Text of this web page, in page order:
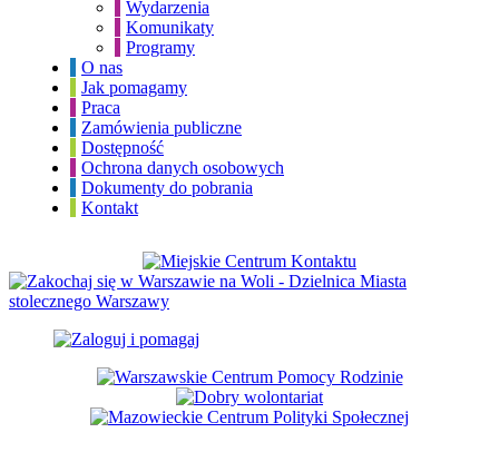
Wydarzenia
Komunikaty
Programy
O nas
Jak pomagamy
Praca
Zamówienia publiczne
Dostępność
Ochrona danych osobowych
Dokumenty do pobrania
Kontakt